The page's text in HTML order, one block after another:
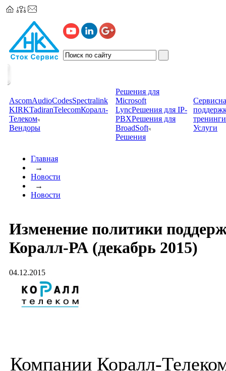
AscomAudioCodesSpectralink
KIRKTadiranTelecomКоралл-
Телеком
Вендоры
Решения для
Microsoft
LyncРешения для IP-
PBXРешения для
BroadSoft
Решения
тренинги
Услуги
Главная
→
Новости
→
Новости
Изменение политики
Коралл-РА (декабрь 2015)
04.12.2015
Компании Коралл-